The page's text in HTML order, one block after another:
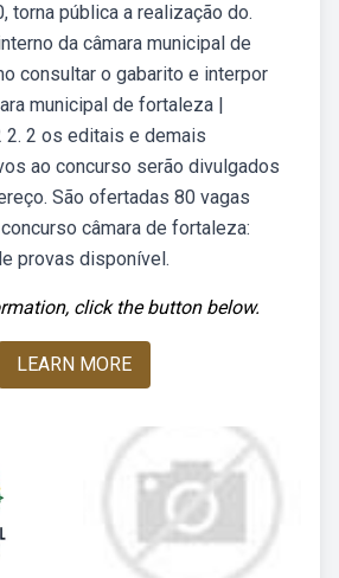
torna pública a realização do.
da câmara municipal de
consultar o gabarito e interpor
municipal de fortaleza |
2. 2 os editais e demais
ao concurso serão divulgados
São ofertadas 80 vagas
câmara de fortaleza:
provas disponível.
click the button below.
LEARN MORE